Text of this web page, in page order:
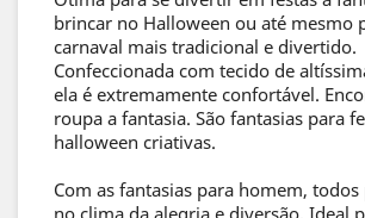
brincar no Halloween ou até mesmo
carnaval mais tradicional e divertido.
Confeccionada com tecido de
ela é extremamente confortável.
roupa a fantasia. São fantasias para
halloween criativas.
Com as fantasias para homem,
no clima da alegria e diversão. Ideal